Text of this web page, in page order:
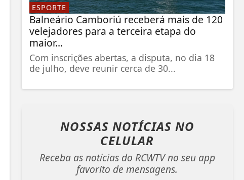
ESPORTE
Balneário Camboriú receberá mais de 120
velejadores para a terceira etapa do
maior...
Com inscrições abertas, a disputa, no dia 18
de julho, deve reunir cerca de 30...
NOSSAS NOTÍCIAS NO
CELULAR
Receba as notícias do RCWTV no seu app
favorito de mensagens.